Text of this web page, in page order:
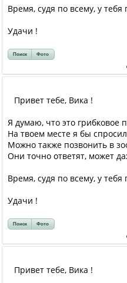
Время, судя по всему, у тебя
Удачи !
Поиск Фото
Привет тебе, Вика !
Я думаю, что это грибковое
На твоем месте я бы
Можно также позвонить в
Они точно ответят, может
Время, судя по всему, у тебя
Удачи !
Поиск Фото
Привет тебе, Вика !